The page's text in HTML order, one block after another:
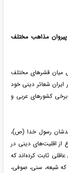
پیروان مذاهب مختلف
میان قشرهای مختلف
ایران شعائر دینی خود
برخی کشورهای عربی و
رسول خدا (ص)،
از اقلیت‌های دینی در
ثابت کرده‌اند که
که شیعه، سنی، صوفی،